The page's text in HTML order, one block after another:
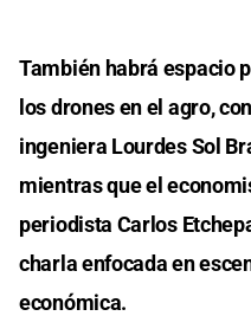
También habrá espacio
los drones en el agro,
ingeniera Lourdes Sol
mientras que el
periodista Carlos
charla enfocada en
económica.